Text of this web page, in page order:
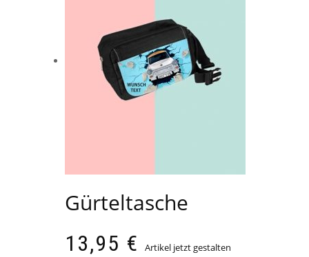
Gürteltasche
13,95 € Artikel jetzt gestalten